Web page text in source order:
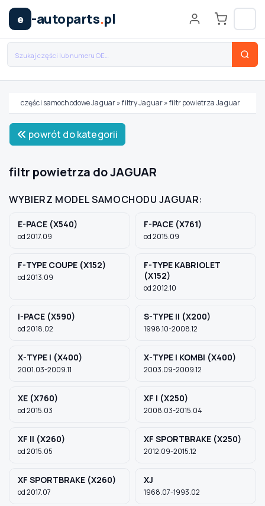
e -autoparts.pl
Wybierz swój pojazd
MODEL
TYP / SILNIK
części samochodowe Jaguar»filtry Jaguar»filtr powietrza Jaguar
powrót do kategorii
filtr powietrza do JAGUAR
WYBIERZ MODEL SAMOCHODU JAGUAR:
E-PACE (X540)
od 2017.09
F-PACE (X761)
od 2015.09
F-TYPE COUPE (X152)
od 2013.09
F-TYPE KABRIOLET
(X152)
od 2012.10
I-PACE (X590)
od 2018.02
S-TYPE II (X200)
1998.10-2008.12
X-TYPE I (X400)
2001.03-2009.11
X-TYPE I KOMBI (X400)
2003.09-2009.12
XE (X760)
od 2015.03
XF I (X250)
2008.03-2015.04
XF II (X260)
od 2015.05
XF SPORTBRAKE (X250)
2012.09-2015.12
XF SPORTBRAKE (X260)
od 2017.07
XJ
1968.07-1993.02